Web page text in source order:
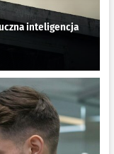
inteligencja